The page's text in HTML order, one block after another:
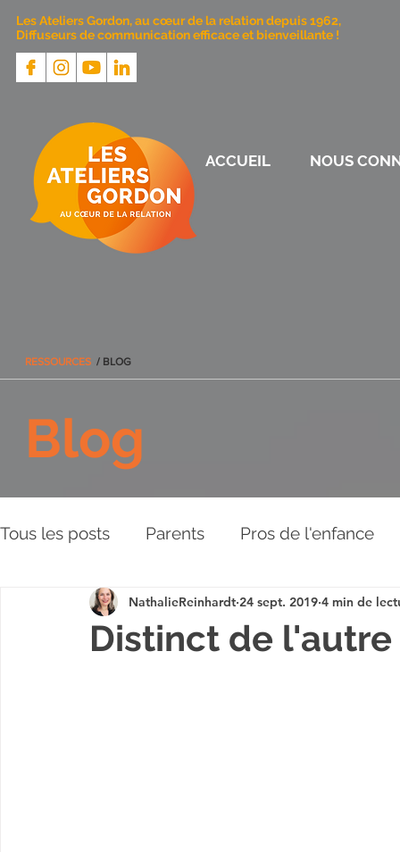
Les Ateliers Gordon, au cœur de la relation depuis 1962,
Diffuseurs de communication efficace et bienveillante !
RESSOURCES / BLOG
Blog
Tous les posts Parents Pros de l'enfance
Les Piliers de l'Approche Relations aux
Distinct de l'autre
NathalieReinhardt 24 sept. 2019 4 min de
ACCUEIL NOUS